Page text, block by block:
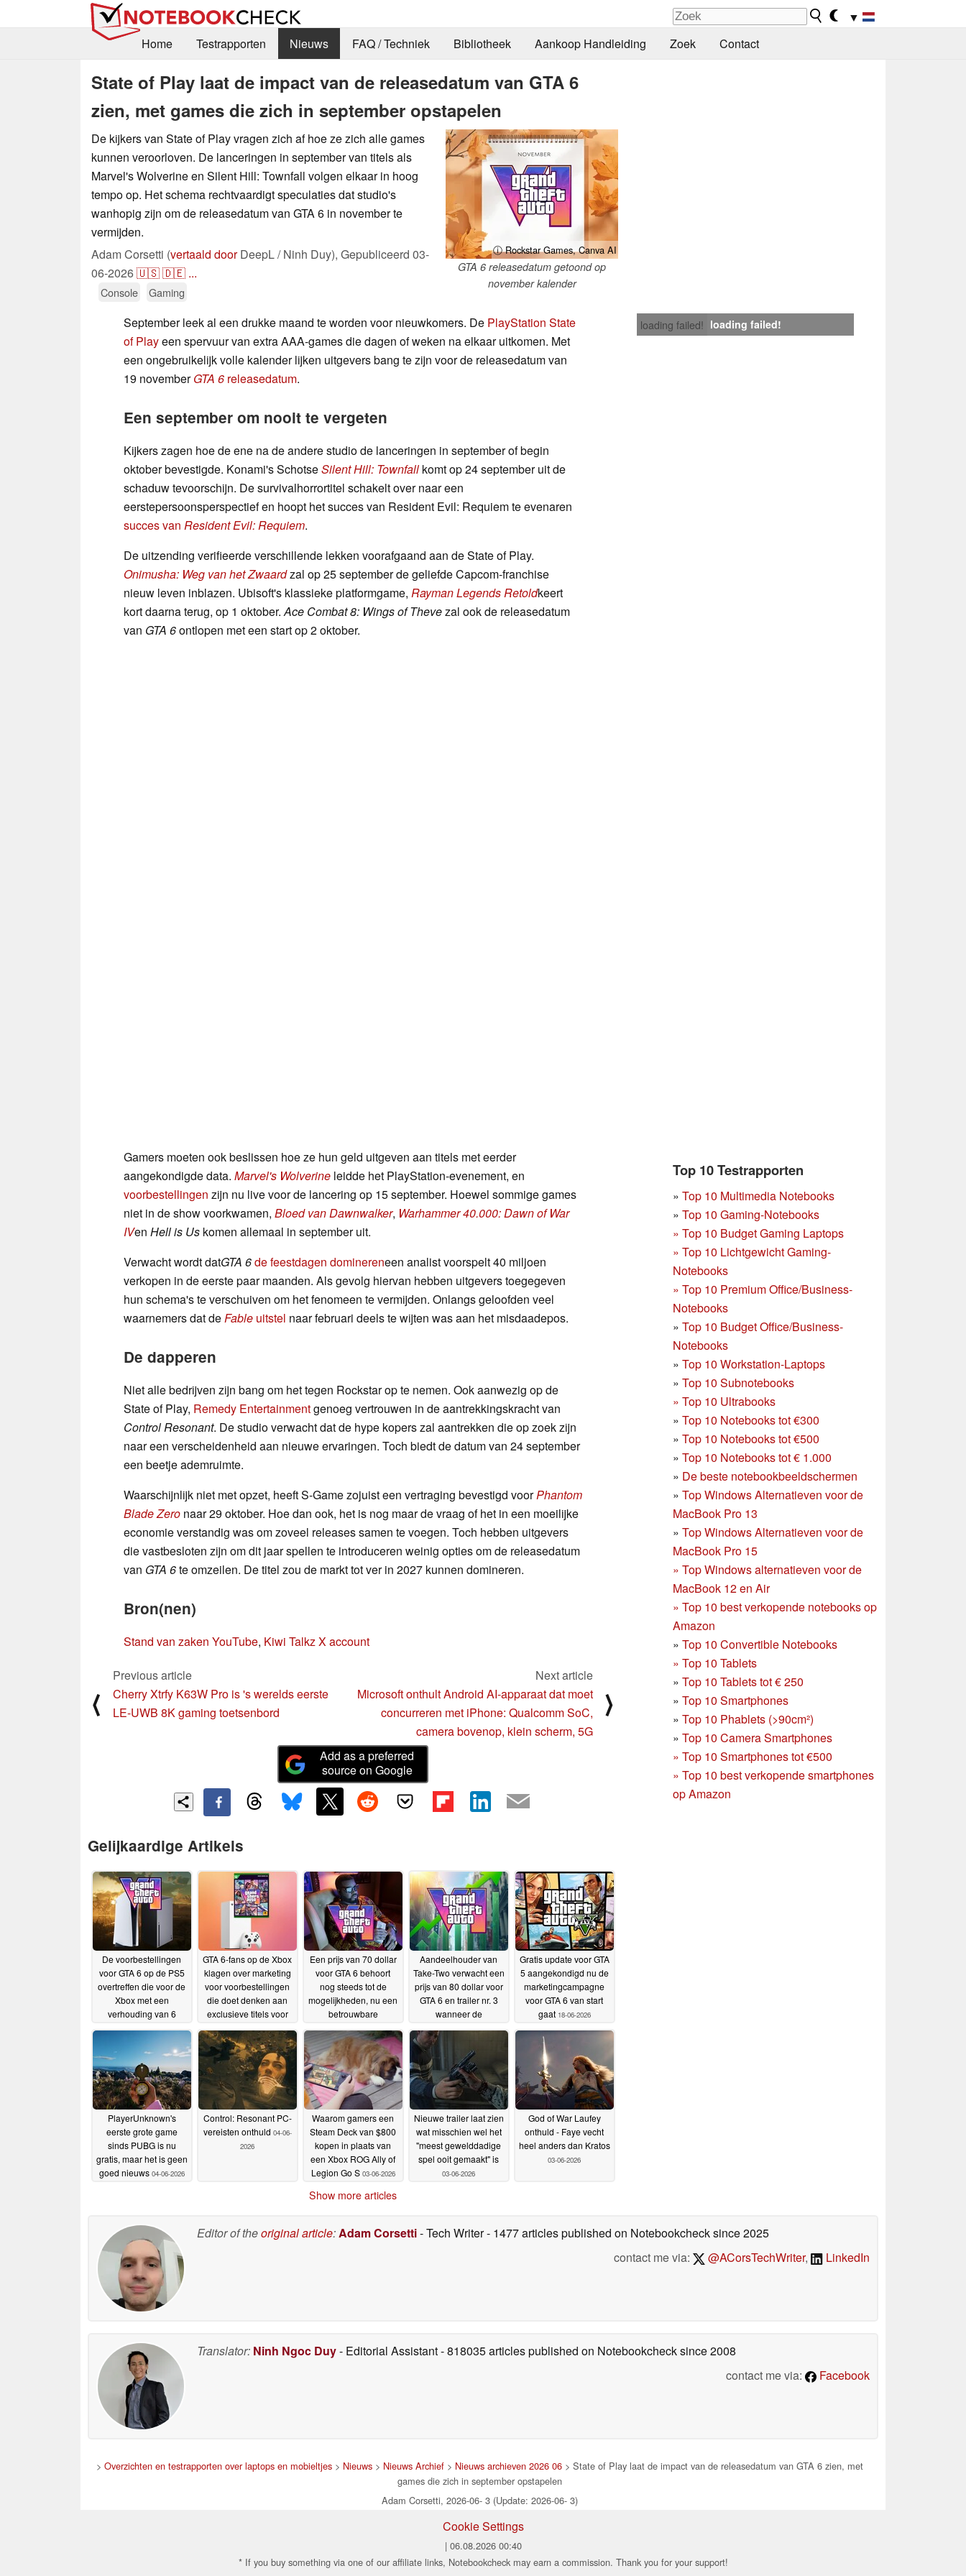
▼
Home
Testrapporten Nieuws FAQ / Techniek Bibliotheek Aankoop Handleiding Zoek Contact
State of Play laat de impact van de releasedatum van GTA 6
zien, met games die zich in september opstapelen
ⓘ Rockstar Games, Canva AI
GTA 6 releasedatum getoond op
november kalender
De kijkers van State of Play vragen zich af hoe ze zich alle games
kunnen veroorloven. De lanceringen in september van titels als
Marvel's Wolverine en Silent Hill: Townfall volgen elkaar in hoog
tempo op. Het schema rechtvaardigt speculaties dat studio's
wanhopig zijn om de releasedatum van GTA 6 in november te
vermijden.
Adam Corsetti (vertaald doorDeepL / Ninh Duy), Gepubliceerd 03-
06-2026🇺🇸🇩🇪 ...
Console Gaming
loading failed! loading failed!
September leek al een drukke maand te worden voor nieuwkomers. De PlayStation State
of Playeen spervuur van extra AAA-games die dagen of weken na elkaar uitkomen. Met
een ongebruikelijk volle kalender lijken uitgevers bang te zijn voor de releasedatum van
19 novemberGTA 6 releasedatum.
Een september om nooit te vergeten
Kijkers zagen hoe de ene na de andere studio de lanceringen in september of begin
oktober bevestigde. Konami's SchotseSilent Hill: Townfall komt op 24 september uit de
schaduw tevoorschijn. De survivalhorrortitel schakelt over naar een
eerstepersoonsperspectief en hoopt het succes van Resident Evil: Requiem te evenaren
succes van Resident Evil: Requiem.
De uitzending verifieerde verschillende lekken voorafgaand aan de State of Play.
Onimusha: Weg van het Zwaardzal op 25 september de geliefde Capcom-franchise
nieuw leven inblazen. Ubisoft's klassieke platformgame, Rayman Legends Retoldkeert
kort daarna terug, op 1 oktober.Ace Combat 8: Wings of Thevezal ook de releasedatum
van GTA 6ontlopen met een start op 2 oktober.
Top 10 Testrapporten
» Top 10 Multimedia Notebooks
» Top 10 Gaming-Notebooks
» Top 10 Budget Gaming Laptops
» Top 10 Lichtgewicht Gaming-
Notebooks
» Top 10 Premium Office/Business-
Notebooks
» Top 10 Budget Office/Business-
Notebooks
» Top 10 Workstation-Laptops
» Top 10 Subnotebooks
» Top 10 Ultrabooks
» Top 10 Notebooks tot €300
» Top 10 Notebooks tot €500
» Top 10 Notebooks tot € 1.000
» De beste notebookbeeldschermen
» Top Windows Alternatieven voor de
MacBook Pro 13
» Top Windows Alternatieven voor de
MacBook Pro 15
» Top Windows alternatieven voor de
MacBook 12 en Air
» Top 10 best verkopende notebooks op
Amazon
» Top 10 Convertible Notebooks
» Top 10 Tablets
» Top 10 Tablets tot € 250
» Top 10 Smartphones
» Top 10 Phablets (>90cm²)
» Top 10 Camera Smartphones
» Top 10 Smartphones tot €500
» Top 10 best verkopende smartphones
op Amazon
Gamers moeten ook beslissen hoe ze hun geld uitgeven aan titels met eerder
aangekondigde data. Marvel's Wolverine leidde het PlayStation-evenement, en
voorbestellingen zijn nu live voor de lancering op 15 september. Hoewel sommige games
niet in de show voorkwamen, Bloed van Dawnwalker, Warhammer 40.000: Dawn of War
IVen Hell is Us komen allemaal in september uit.
Verwacht wordt datGTA 6de feestdagen dominereneen analist voorspelt 40 miljoen
verkopen in de eerste paar maanden. Als gevolg hiervan hebben uitgevers toegegeven
hun schema's te verschuiven om het fenomeen te vermijden. Onlangs geloofden veel
waarnemers dat deFable uitstel naar februari deels te wijten was aan het misdaadepos.
De dapperen
Niet alle bedrijven zijn bang om het tegen Rockstar op te nemen. Ook aanwezig op de
State of Play, Remedy Entertainmentgenoeg vertrouwen in de aantrekkingskracht van
Control Resonant. De studio verwacht dat de hype kopers zal aantrekken die op zoek zijn
naar een verscheidenheid aan nieuwe ervaringen. Toch biedt de datum van 24 september
een beetje ademruimte.
Waarschijnlijk niet met opzet, heeft S-Game zojuist een vertraging bevestigd voorPhantom
Blade Zero naar 29 oktober. Hoe dan ook, het is nog maar de vraag of het in een moeilijke
economie verstandig was om zoveel releases samen te voegen. Toch hebben uitgevers
die vastbesloten zijn om dit jaar spellen te introduceren weinig opties om de releasedatum
van GTA 6te omzeilen. De titel zou de markt tot ver in 2027 kunnen domineren.
Bron(nen)
Stand van zaken YouTube, Kiwi Talkz X account
⟨
Previous article
Cherry Xtrfy K63W Pro is 's werelds eerste
LE-UWB 8K gaming toetsenbord
Next article
Microsoft onthult Android AI-apparaat dat moet
concurreren met iPhone: Qualcomm SoC,
camera bovenop, klein scherm, 5G
⟩
Add as a preferred
source on Google
Gelijkaardige Artikels
De voorbestellingen
voor GTA 6 op de PS5
overtreffen die voor de
Xbox met een
verhouding van 6
prijsverhoging voor de
console op komst is27-
06-2026
GTA 6-fans op de Xbox
klagen over marketing
voor voorbestellingen
die doet denken aan
exclusieve titels voor
26-06-2026
Een prijs van 70 dollar
voor GTA 6 behoort
nog steeds tot de
mogelijkheden, nu een
betrouwbare
vermelding van 80
dollar voor
voorbestellingen
ontkracht22-06-2026
Aandeelhouder van
Take-Two verwacht een
prijs van 80 dollar voor
GTA 6 en trailer nr. 3
wanneer de
gaat
Gratis update voor GTA
5 aangekondigd nu de
marketingcampagne
voor GTA 6 van start
gaat 18-06-2026
PlayerUnknown's
eerste grote game
sinds PUBG is nu
gratis, maar het is geen
goed nieuws 04-06-2026
Control: Resonant PC-
vereisten onthuld 04-06-
2026
Waarom gamers een
Steam Deck van $800
kopen in plaats van
een Xbox ROG Ally of
Legion Go S 03-06-2026
Nieuwe trailer laat zien
wat misschien wel het
"meest gewelddadige
spel ooit gemaakt" is
03-06-2026
God of War Laufey
onthuld - Faye vecht
heel anders dan Kratos
03-06-2026
Show more articles
Editor of theoriginal article:Adam Corsetti- Tech Writer- 1477 articles published on Notebookchecksince 2025
contact me via:
@ACorsTechWriter, LinkedIn
Translator: Ninh Ngoc Duy- Editorial Assistant- 818035 articles published on Notebookchecksince 2008
contact me via:
Facebook
> Overzichten en testrapporten over laptops en mobieltjes> Nieuws> Nieuws Archief> Nieuws archieven 2026 06> State of Play laat de impact van de releasedatum van GTA 6 zien, met
games die zich in september opstapelen
Adam Corsetti, 2026-06- 3 (Update: 2026-06- 3)
Cookie Settings
| 06.08.2026 00:40
* If you buy something via one of our affiliate links, Notebookcheck may earn a commission. Thank you for your support!